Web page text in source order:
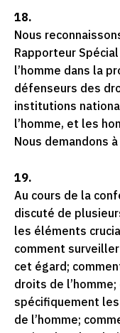
18.
Nous
Rapporteur
l’homme dans la
défenseurs des
institutions
l’homme, et les
Nous demandons
19.
Au cours de la
discuté de
les éléments
comment
cet égard;
droits de
spécifiquement
de l’homme;